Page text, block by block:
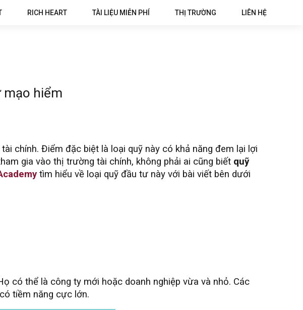
RICH HEART TÀI LIỆU MIỄN PHÍ THỊ TRƯỜNG LIÊN HỆ
mạo hiểm
chính. Điểm đặc biệt là loại quỹ này có khả năng đem lại lợi
gia vào thị trường tài chính, không phải ai cũng biết quỹ
tìm hiểu về loại quỹ đầu tư này với bài viết bên dưới
có thể là công ty mới hoặc doanh nghiệp vừa và nhỏ. Các
tiềm năng cực lớn.